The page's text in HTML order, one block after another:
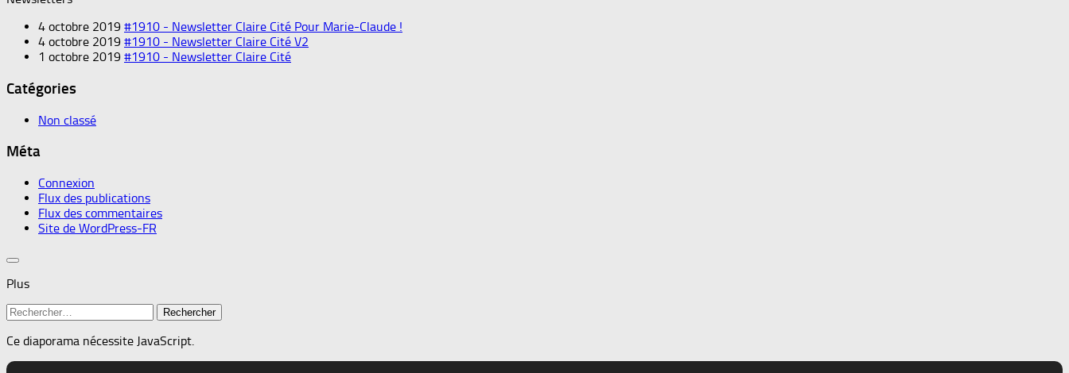
4 octobre 2019 #1910 - Newsletter Claire Cité Pour Marie-Claude !
4 octobre 2019 #1910 - Newsletter Claire Cité V2
1 octobre 2019 #1910 - Newsletter Claire Cité
Catégories
Non classé
Méta
Connexion
Flux des publications
Flux des commentaires
Site de WordPress-FR
Plus
Rechercher :
Ce diaporama nécessite JavaScript.